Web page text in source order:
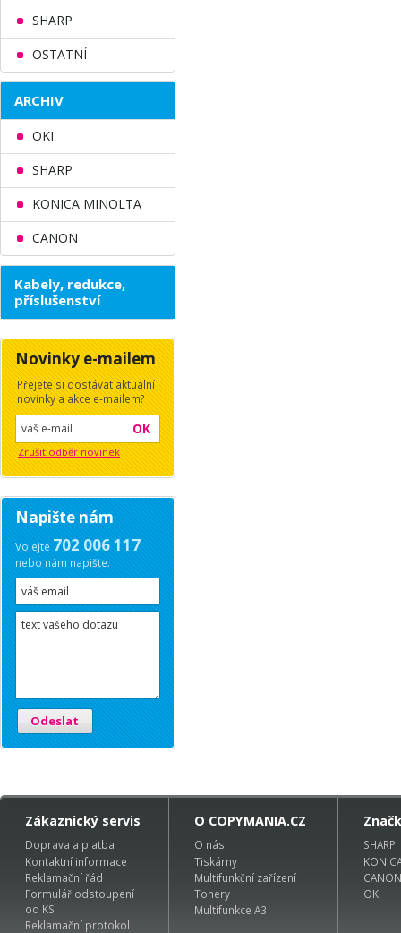
SHARP
OSTATNÍ
ARCHIV
OKI
SHARP
KONICA MINOLTA
CANON
Kabely, redukce,
příslušenství
Novinky e-mailem
Přejete si dostávat aktuální
novinky a akce e-mailem?
OK
Zrušit odběr novinek
Napište nám
Volejte702 006 117
nebo nám napište.
Odeslat
Zákaznický servis
Doprava a platba
Kontaktní informace
Reklamační řád
Formulář odstoupení
od KS
Reklamační protokol
O COPYMANIA.CZ
O nás
Tiskárny
Multifunkční zařízení
Tonery
Multifunkce A3
SHARP
CANON
OKI